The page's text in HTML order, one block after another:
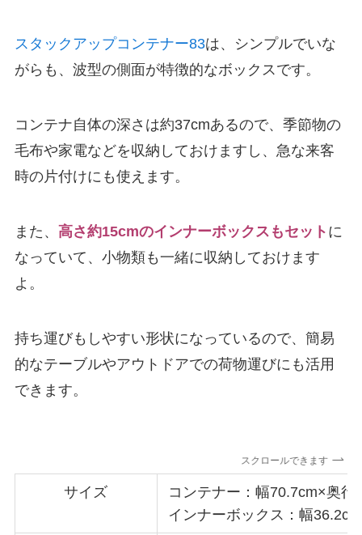
スタックアップコンテナー83は、シンプルでいな
がらも、波型の側面が特徴的なボックスです。
コンテナ自体の深さは約37cmあるので、季節物の
毛布や家電などを収納しておけますし、急な来客
時の片付けにも使えます。
また、 高さ約15cmのインナーボックスもセット に
なっていて、小物類も一緒に収納しておけます
よ。
持ち運びもしやすい形状になっているので、簡易
的なテーブルやアウトドアでの荷物運びにも活用
できます。
スクロールできます
サイズ
コンテナー：幅70.7cm×奥行
インナーボックス：幅